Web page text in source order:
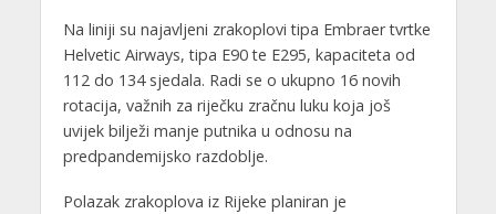
Na liniji su najavljeni zrakoplovi tipa Embraer tvrtke
Helvetic Airways, tipa E90 te E295, kapaciteta od
112 do 134 sjedala. Radi se o ukupno 16 novih
rotacija, važnih za riječku zračnu luku koja još
uvijek bilježi manje putnika u odnosu na
predpandemijsko razdoblje.
Polazak zrakoplova iz Rijeke planiran je